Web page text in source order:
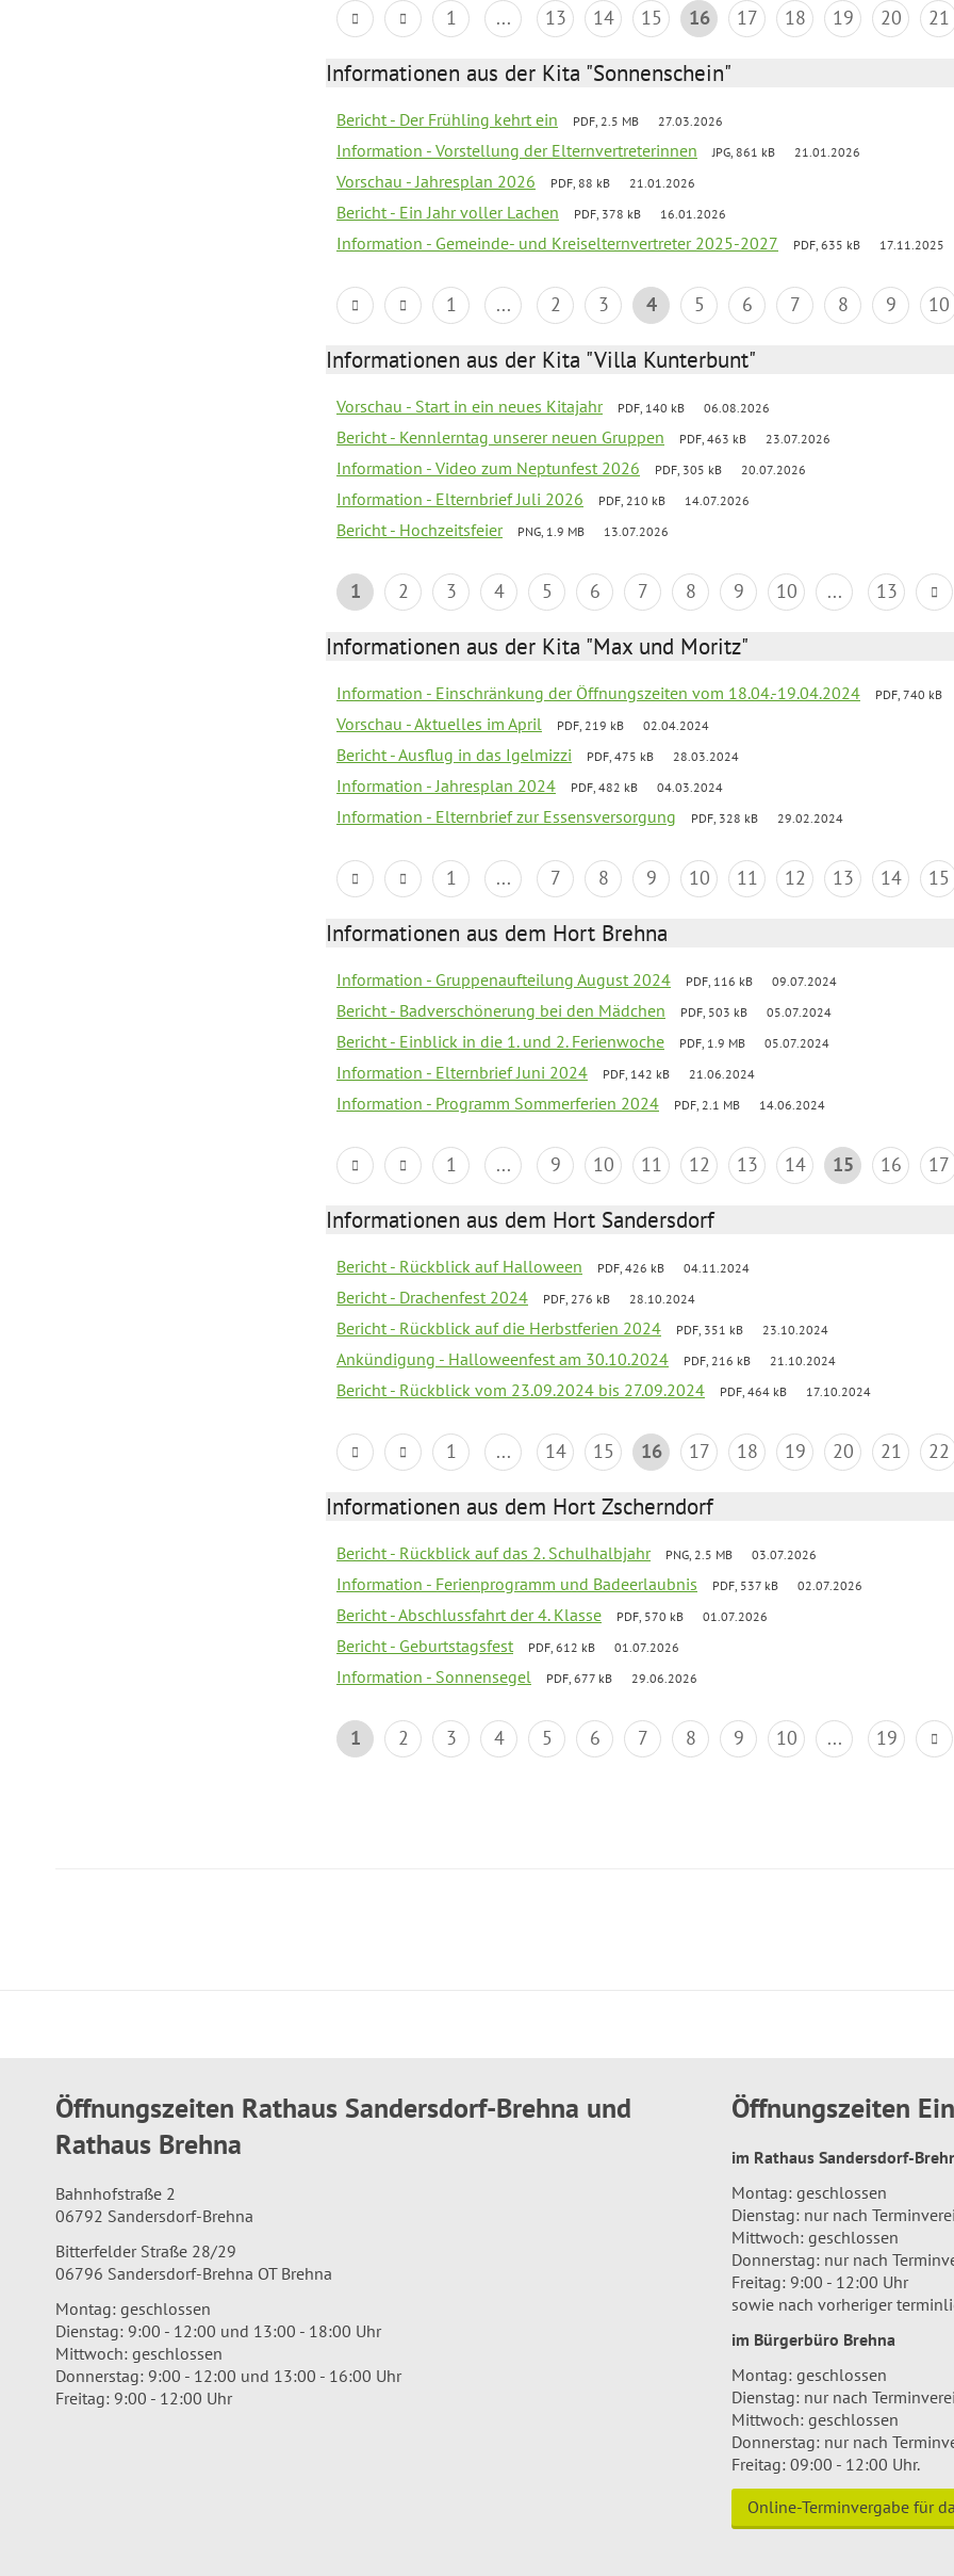
1 ... 13 14 15 16 17 18 19 20 21
Informationen aus der Kita "Sonnenschein"
Bericht - Der Frühling kehrt ein PDF, 2.5 MB 27.03.2026
Information - Vorstellung der Elternvertreterinnen JPG, 861 kB 21.01.2026
Vorschau - Jahresplan 2026 PDF, 88 kB 21.01.2026
Bericht - Ein Jahr voller Lachen PDF, 378 kB 16.01.2026
Information - Gemeinde- und Kreiselternvertreter 2025-2027 PDF, 635 kB 17.11.2025
1 ... 2 3 4 5 6 7 8 9 10
Informationen aus der Kita "Villa Kunterbunt"
Vorschau - Start in ein neues Kitajahr PDF, 140 kB 06.08.2026
Bericht - Kennlerntag unserer neuen Gruppen PDF, 463 kB 23.07.2026
Information - Video zum Neptunfest 2026 PDF, 305 kB 20.07.2026
Information - Elternbrief Juli 2026 PDF, 210 kB 14.07.2026
Bericht - Hochzeitsfeier PNG, 1.9 MB 13.07.2026
1 2 3 4 5 6 7 8 9 10 ... 13
Informationen aus der Kita "Max und Moritz"
Information - Einschränkung der Öffnungszeiten vom 18.04.-19.04.2024 PDF, 740 kB
Vorschau - Aktuelles im April PDF, 219 kB 02.04.2024
Bericht - Ausflug in das Igelmizzi PDF, 475 kB 28.03.2024
Information - Jahresplan 2024 PDF, 482 kB 04.03.2024
Information - Elternbrief zur Essensversorgung PDF, 328 kB 29.02.2024
1 ... 7 8 9 10 11 12 13 14 15
Informationen aus dem Hort Brehna
Information - Gruppenaufteilung August 2024 PDF, 116 kB 09.07.2024
Bericht - Badverschönerung bei den Mädchen PDF, 503 kB 05.07.2024
Bericht - Einblick in die 1. und 2. Ferienwoche PDF, 1.9 MB 05.07.2024
Information - Elternbrief Juni 2024 PDF, 142 kB 21.06.2024
Information - Programm Sommerferien 2024 PDF, 2.1 MB 14.06.2024
1 ... 9 10 11 12 13 14 15 16 17
Informationen aus dem Hort Sandersdorf
Bericht - Rückblick auf Halloween PDF, 426 kB 04.11.2024
Bericht - Drachenfest 2024 PDF, 276 kB 28.10.2024
Bericht - Rückblick auf die Herbstferien 2024 PDF, 351 kB 23.10.2024
Ankündigung - Halloweenfest am 30.10.2024 PDF, 216 kB 21.10.2024
Bericht - Rückblick vom 23.09.2024 bis 27.09.2024 PDF, 464 kB 17.10.2024
1 ... 14 15 16 17 18 19 20 21 22
Informationen aus dem Hort Zscherndorf
Bericht - Rückblick auf das 2. Schulhalbjahr PNG, 2.5 MB 03.07.2026
Information - Ferienprogramm und Badeerlaubnis PDF, 537 kB 02.07.2026
Bericht - Abschlussfahrt der 4. Klasse PDF, 570 kB 01.07.2026
Bericht - Geburtstagsfest PDF, 612 kB 01.07.2026
Information - Sonnensegel PDF, 677 kB 29.06.2026
1 2 3 4 5 6 7 8 9 10 ... 19
Öffnungszeiten Rathaus Sandersdorf-Brehna und
Rathaus Brehna
Bahnhofstraße 2
06792 Sandersdorf-Brehna
Bitterfelder Straße 28/29
06796 Sandersdorf-Brehna OT Brehna
Montag: geschlossen
Dienstag: 9:00 - 12:00 und 13:00 - 18:00 Uhr
Mittwoch: geschlossen
Donnerstag: 9:00 - 12:00 und 13:00 - 16:00 Uhr
Freitag: 9:00 - 12:00 Uhr
Öffnungszeiten
im Rathaus Sandersdorf-
Montag: geschlossen
Dienstag: nur nach
Mittwoch: geschlossen
Donnerstag: nur nach
Freitag: 9:00 - 12:00 Uhr
sowie nach vorheriger
im Bürgerbüro Brehna
Montag: geschlossen
Dienstag: nur nach
Mittwoch: geschlossen
Donnerstag: nur nach
Freitag: 09:00 - 12:00 Uhr.
Online-Terminvergabe für